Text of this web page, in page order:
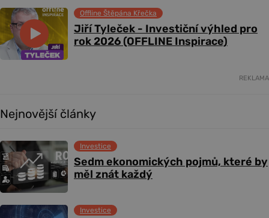
Jiří Tyleček - Investiční výhled pro
rok 2026 (OFFLINE Inspirace)
Offline Štěpána Křečka
REKLAMA
Nejnovější články
Sedm ekonomických pojmů, které by
měl znát každý
Investice
Investice